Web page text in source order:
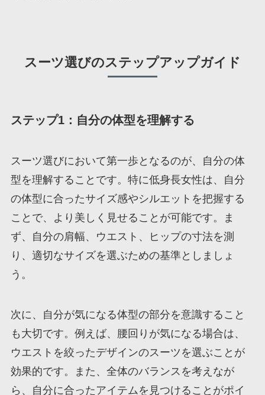
スーツ選びのステップアップガイド
ステップ1：自分の体型を理解する
スーツ選びにおいて第一歩となるのが、自分の体
型を理解することです。特に低身長女性は、自分
の体型に合ったサイズ感やシルエットを把握する
ことで、より美しく見せることが可能です。ま
ず、自分の肩幅、ウエスト、ヒップの寸法を測
り、適切なサイズを選ぶための基準としましょ
う。
次に、自分が気になる体型の部分を意識すること
も大切です。例えば、腰回りが気になる場合は、
ウエストを絞ったデザインのスーツを選ぶことが
効果的です。また、全体のバランスを考えなが
ら、自分に合ったアイテムを見つけることがポイ